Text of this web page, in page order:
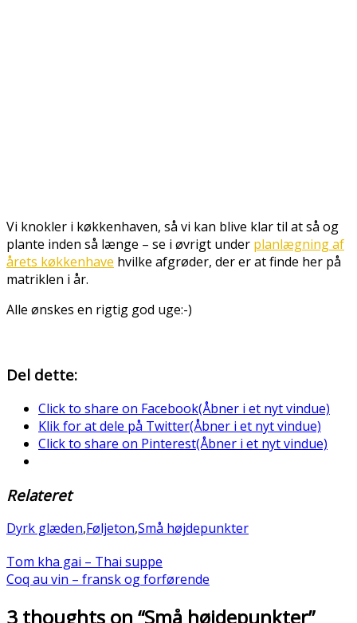
Vi knokler i køkkenhaven, så vi kan blive klar til at så og
plante inden så længe – se i øvrigt under planlægning af
årets køkkenhave hvilke afgrøder, der er at finde her på
matriklen i år.
Alle ønskes en rigtig god uge:-)
Del dette:
Click to share on Facebook(Åbner i et nyt vindue)
Klik for at dele på Twitter(Åbner i et nyt vindue)
Click to share on Pinterest(Åbner i et nyt vindue)
Relateret
Dyrk glæden,Føljeton,Små højdepunkter
Tom kha gai – Thai suppe
Coq au vin – fransk og forførende
3 thoughts on “Små højdepunkter”